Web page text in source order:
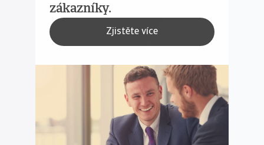
zákazníky.
Zjistěte více